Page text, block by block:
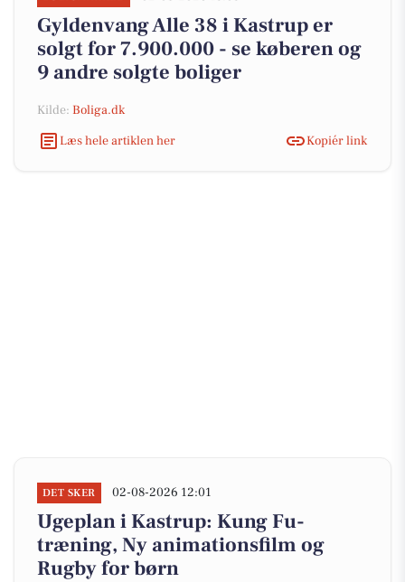
Gyldenvang Alle 38 i Kastrup er
solgt for 7.900.000 - se køberen og
9 andre solgte boliger
Kilde: Boliga.dk
Læs hele artiklen her
Kopiér link
DET SKER 02-08-2026 12:01
Ugeplan i Kastrup: Kung Fu-
træning, Ny animationsfilm og
Rugby for børn